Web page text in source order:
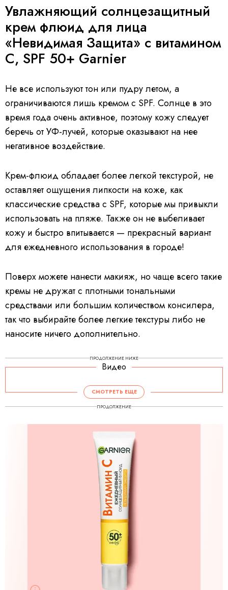
Увлажняющий солнцезащитный
крем флюид для лица
«Невидимая Защита» с витамином
C, SPF 50+ Garnier
Не все используют тон или пудру летом, а
ограничиваются лишь кремом с SPF. Солнце в это
время года очень активное, поэтому кожу следует
беречь от УФ-лучей, которые оказывают на нее
негативное воздействие.
Крем-флюид обладает более легкой текстурой, не
оставляет ощущения липкости на коже, как
классические средства с SPF, которые мы привыкли
использовать на пляже. Также он не выбеливает
кожу и быстро впитывается — прекрасный вариант
для ежедневного использования в городе!
Поверх можете нанести макияж, но чаще всего такие
кремы не дружат с плотными тональными
средствами или большим количеством консилера,
так что выбирайте более легкие текстуры либо не
наносите ничего дополнительно.
ПРОДОЛЖЕНИЕ НИЖЕ
Видео
СМОТРЕТЬ ЕЩЕ
ПРОДОЛЖЕНИЕ